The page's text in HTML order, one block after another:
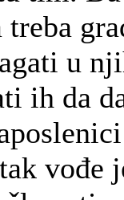
u
ih da
vođe